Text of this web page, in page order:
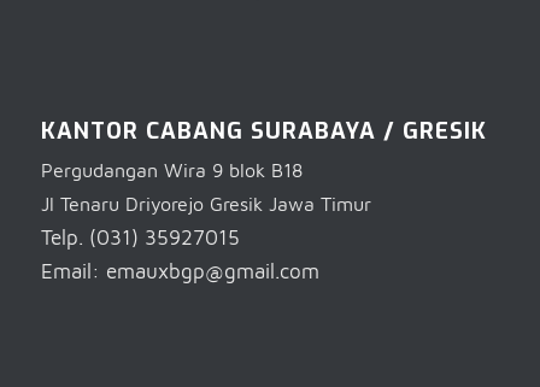
KANTOR CABANG SURABAYA / GRESIK
Pergudangan Wira 9 blok B18
Jl Tenaru Driyorejo Gresik Jawa Timur
Telp. (031) 35927015
Email: emauxbgp@gmail.com